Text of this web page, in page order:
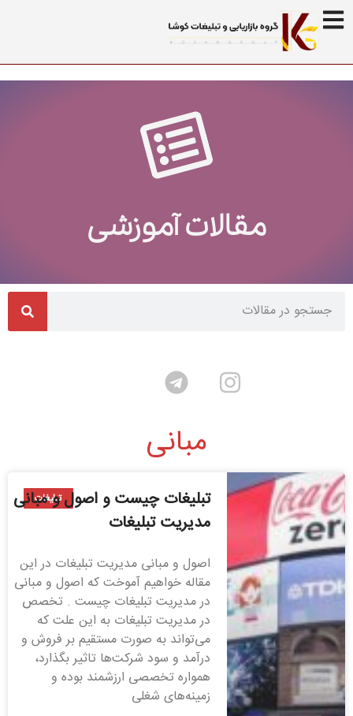
مقالات آموزشی
مبانی
تبلیغات
تبلیغات چیست و اصول و مبانی
مدیریت تبلیغات
اصول و مبانی مدیریت تبلیغات در این
مقاله خواهیم آموخت که اصول و مبانی
در مدیریت تبلیغات چیست . تخصص
در مدیریت تبلیغات به این علت که
می‌تواند به صورت مستقیم بر فروش و
درآمد و سود شرکت‌ها تاثیر بگذارد،
همواره تخصصی ارزشمند بوده و
زمینه‌های شغلی